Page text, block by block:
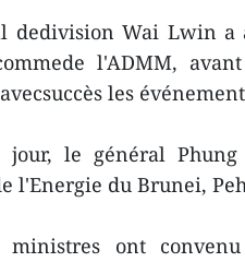
dedivision Wai Lwin
l'ADMM,
les
jour, le général
l'Energie du Brunei,
ministres ont